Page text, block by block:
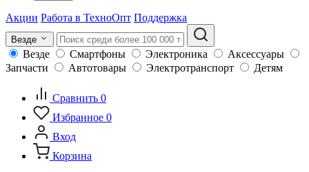
Акции Работа в ТехноОпт Поддержка
Везде
Везде Смартфоны Электроника
Аксессуары
Запчасти
Автотовары Электротранспорт Детям
Сравнить 0
Избранное 0
Вход
Корзина